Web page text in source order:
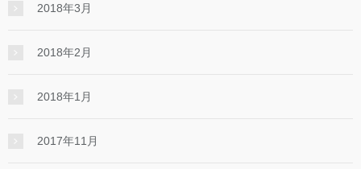
2018年3月
2018年2月
2018年1月
2017年11月